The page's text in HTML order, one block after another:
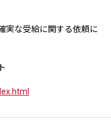
実な受給に関する依頼に